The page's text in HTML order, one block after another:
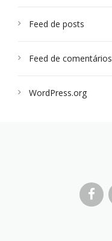
Feed de posts
Feed de comentários
WordPress.org